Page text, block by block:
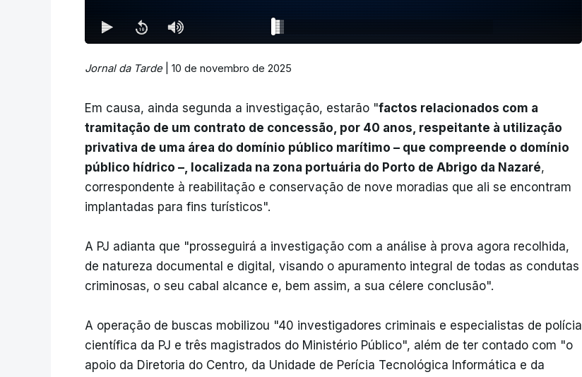
Jornal da Tarde | 10 de novembro de 2025
Em causa, ainda segunda a investigação, estarão "factos relacionados com a
tramitação de um contrato de concessão, por 40 anos, respeitante à utilização
privativa de uma área do domínio público marítimo – que compreende o domínio
público hídrico –, localizada na zona portuária do Porto de Abrigo da Nazaré,
correspondente à reabilitação e conservação de nove moradias que ali se encontram
implantadas para fins turísticos".
A PJ adianta que "prosseguirá a investigação com a análise à prova agora recolhida,
de natureza documental e digital, visando o apuramento integral de todas as condutas
criminosas, o seu cabal alcance e, bem assim, a sua célere conclusão".
A operação de buscas mobilizou "40 investigadores criminais e especialistas de polícia
científica da PJ e três magistrados do Ministério Público", além de ter contado com "o
apoio da Diretoria do Centro, da Unidade de Perícia Tecnológica Informática e da